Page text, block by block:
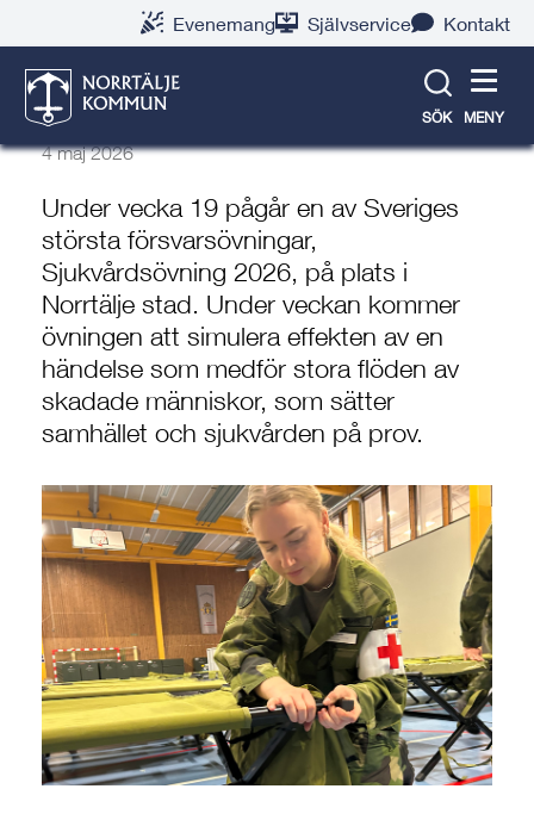
Evenemang Självservice Kontakt
SÖK MENY
Nu börjar
sjukvårdsövningen
4 maj 2026
Under vecka 19 pågår en av Sveriges
största försvarsövningar,
Sjukvårdsövning 2026, på plats i
Norrtälje stad. Under veckan kommer
övningen att simulera effekten av en
händelse som medför stora flöden av
skadade människor, som sätter
samhället och sjukvården på prov.